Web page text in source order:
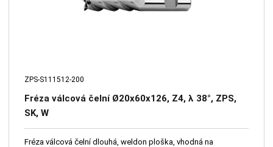
ZPS-S111512-200
Fréza válcová čelní Ø20x60x126, Z4, λ 38°, ZPS,
SK, W
Fréza válcová čelní dlouhá, weldon ploška, vhodná na